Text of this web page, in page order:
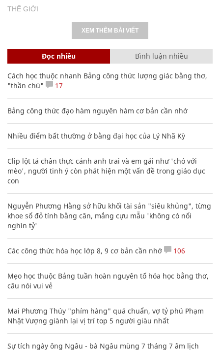
THẾ GIỚI
XEM THÊM BÀI VIẾT
Đọc nhiều Bình luận nhiều
Cách học thuộc nhanh Bảng công thức lượng giác bằng thơ,
"thần chú"
17
Bảng công thức đạo hàm nguyên hàm cơ bản cần nhớ
Nhiều điểm bất thường ở bằng đại học của Lý Nhã Kỳ
Clip lột tả chân thực cảnh anh trai và em gái như 'chó với
mèo', người tinh ý còn phát hiện một vấn đề trong giáo dục
con
Nguyễn Phương Hằng sở hữu khối tài sản "siêu khủng", từng
khoe sổ đỏ tính bằng cân, mắng cựu mẫu 'không có nổi
nghìn tỷ'
Các công thức hóa học lớp 8, 9 cơ bản cần nhớ 106
Mẹo học thuộc Bảng tuần hoàn nguyên tố hóa học bằng thơ,
câu nói vui vẻ
Mai Phương Thúy "phím hàng" quá chuẩn, vợ tỷ phú Phạm
Nhật Vượng giành lại vị trí top 5 người giàu nhất
Sự tích ngày ông Ngâu - bà Ngâu mùng 7 tháng 7 âm lịch